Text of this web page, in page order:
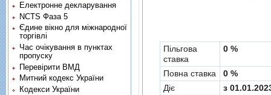
Пільгова
ставка
0 %
Повна ставка
0 %
Діє
з
Електронне декларування
NCTS Фаза 5
Єдине вікно для міжнародної
торгівлі
Час очікування в пунктах
пропуску
Перевірити ВМД
Митний кодекс України
Кодекси України